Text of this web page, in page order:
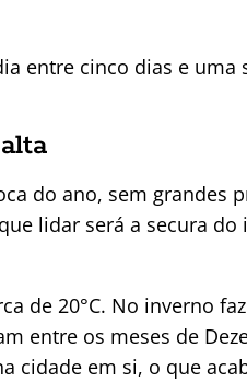
entre cinco dias e uma
do ano, sem grandes
lidar será a secura
de 20°C. No inverno
entre os meses de
cidade em si, o que